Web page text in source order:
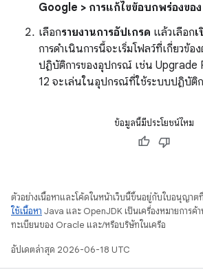
Google > การแก้ไขข้อบกพร่องข
เลือกรายงานการอัปเกรด แล้วเลือก
การดำเนินการนี้จะเริ่มโฟลว์ที่เกี่ยวข้อ
ปฏิบัติการของอุปกรณ์ เช่น Upgrade
12 จะเล่นในอุปกรณ์ที่ใช้ระบบปฏิบัติก
ข้อมูลนี้มีประโยชน์ไหม
ตัวอย่างเนื้อหาและโค้ดในหน้าเว็บนี้ขึ้นอยู่กับใบอนุญาต
ใช้เนื้อหา Java และ OpenJDK เป็นเครื่องหมายการค้
ทะเบียนของ Oracle และ/หรือบริษัทในเครือ
อัปเดตล่าสุด 2026-06-18 UTC